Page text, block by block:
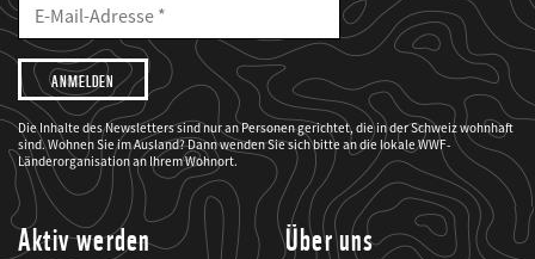
Mailadresse
E-
Adresse
Ich
möchte,
dass
der
WWF
mich
über
seine
Projekte
informiert.
Die Inhalte des Newsletters sind nur an Personen gerichtet, die in der Schweiz wohnhaft
sind. Wohnen Sie im Ausland? Dann wenden Sie sich bitte an die lokale WWF-
Länderorganisation an Ihrem Wohnort.
Aktiv werden Über uns